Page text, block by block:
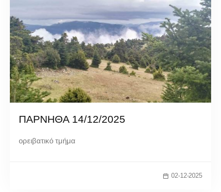
ΠΑΡΝΗΘΑ 14/12/2025
ορειβατικό τμήμα
02-12-2025